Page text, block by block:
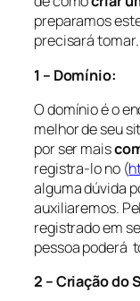
preparamos
precisará
1 – Domínio:
O domínio é o
melhor de seu
por ser mais
registra-lo no (
alguma dúvida
auxiliaremos.
registrado em
pessoa poderá
2 – Criação do